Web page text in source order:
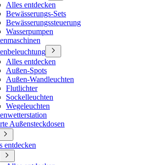
Alles entdecken
Bewässerungs-Sets
Bewässerungssteuerung
Wasserpumpen
Alles entdecken
Außen-Spots
Außen-Wandleuchten
Flutlichter
Sockelleuchten
Wegeleuchten
Außensteckdosen
entdecken